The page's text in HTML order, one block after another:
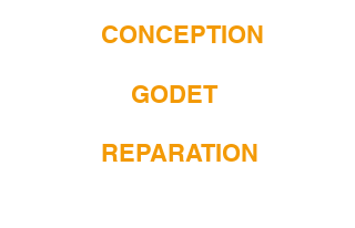
CONCEPTION
GODET
REPARATION